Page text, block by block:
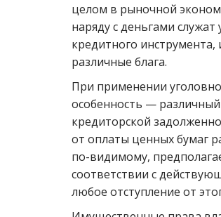
целом в рыночной
наряду с деньгами
кредитного
различные блага.
При применении
особенность —
кредиторской
от оплаты ценных бумаг
по-видимому,
соответствии с
любое отступление от